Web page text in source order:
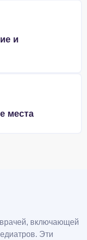
и
места
включающей
Эти